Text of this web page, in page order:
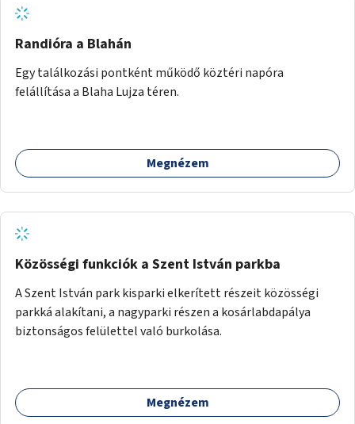
Randióra a Blahán
Egy találkozási pontként működő köztéri napóra
felállítása a Blaha Lujza téren.
Megnézem
Közösségi funkciók a Szent István parkba
A Szent István park kisparki elkerített részeit közösségi
parkká alakítani, a nagyparki részen a kosárlabdapálya
biztonságos felülettel való burkolása.
Megnézem